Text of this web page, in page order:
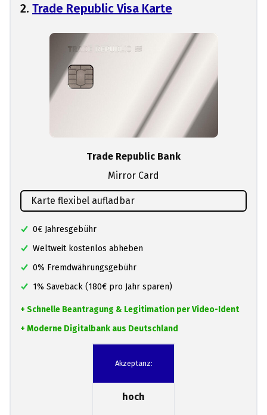
2. Trade Republic Visa Karte
Trade Republic Bank
Mirror Card
Karte flexibel aufladbar
0€ Jahresgebühr
Weltweit kostenlos abheben
0% Fremdwährungsgebühr
1% Saveback (180€ pro Jahr sparen)
+ Schnelle Beantragung & Legitimation per Video-Ident
+ Moderne Digitalbank aus Deutschland
Akzeptanz:
hoch